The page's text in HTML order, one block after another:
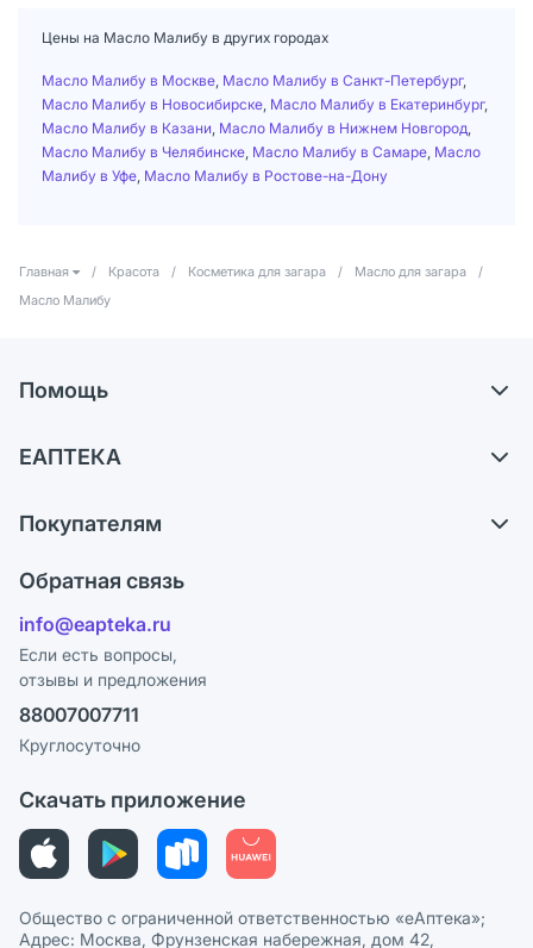
Цены на Масло Малибу в других городах
Масло Малибу в Москве Масло Малибу в Санкт-Петербург,
Масло Малибу в Новосибирске Масло Малибу в Екатеринбург,
Масло Малибу в Казани Масло Малибу в Нижнем Новгород
Масло Малибу в Челябинске Масло Малибу в Самаре Масло
Малибу в Уфе Масло Малибу в Ростове-на-Дону
Главная / Красота / Косметика для загара / Масло для загара
/
Масло Малибу
Помощь
Самовывоз из аптек
Ответы на вопросы
Блог
ЕАПТЕКА
Карьера
Поставщики
Лицензия
Реклама на сайте
Ваши товары на ЕАПТЕКЕ
Покупателям
Программа СберСпасибо
Политика конфиденциальности
Пользовательское соглашение
Политика рекомендаций
Этика и соответствие
Политика в отношении обработки персональных данных
Обратная связь
info@eapteka.ru
Если есть вопросы,
отзывы и предложения
88007007711
Круглосуточно
Скачать приложение
Общество с ограниченной ответственностью «еАптека»;
Адрес: Москва, Фрунзенская набережная, дом 42,